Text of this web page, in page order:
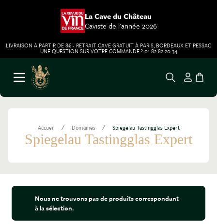
La Cave du Château
Caviste de l'année 2026
LIVRAISON À PARTIR DE 8€ - RETRAIT CAVE GRATUIT À PARIS, BORDEAUX ET PESSAC
UNE QUESTION SUR VOTRE COMMANDE ? 01 82 82 20 34
Aller au contenu
Ouvrir le menu
Accueil / Domaines / Spiegelau Tastingglas Expert
Spiegelau Tastingglas Expert
Nous ne trouvons pas de produits correspondant
à la sélection.